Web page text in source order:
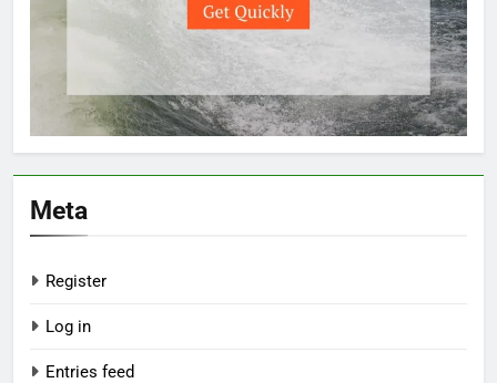
Meta
Register
Log in
Entries feed